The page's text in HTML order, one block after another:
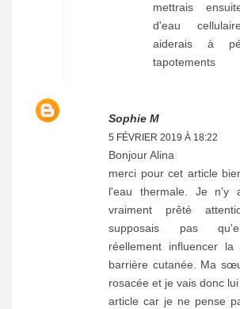
mettrais
d'eau
aiderais à
tapotements
Sophie M
5 FÉVRIER 2019 À 18:22
Bonjour Alina
merci pour cet article
l'eau thermale. Je n'y
vraiment prêté
supposais pas
réellement influencer
barrière cutanée. Ma
rosacée et je vais donc
article car je ne pense